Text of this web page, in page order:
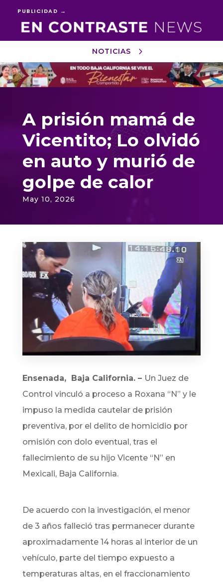
PUBLICIDAD →
NOTICIAS
Reproductor
de
vídeo
A prisión mamá de
Vicentito; Lo olvidó
en auto y murió de
golpe de calor
May 10, 2026
Ensenada, Baja California. – Un Juez de
Control vinculó a proceso a Roxana “N” y le
impuso la medida cautelar de prisión
preventiva, por el delito de homicidio por
omisión con dolo eventual, tras el
fallecimiento de su hijo Vicente “N” en
Mexicali, Baja California.
De acuerdo con la investigación, el menor
de 3 años falleció tras permanecer durante
aproximadamente 14 horas al interior de un
vehículo, parte del tiempo expuesto a
temperaturas altas, en el fraccionamiento